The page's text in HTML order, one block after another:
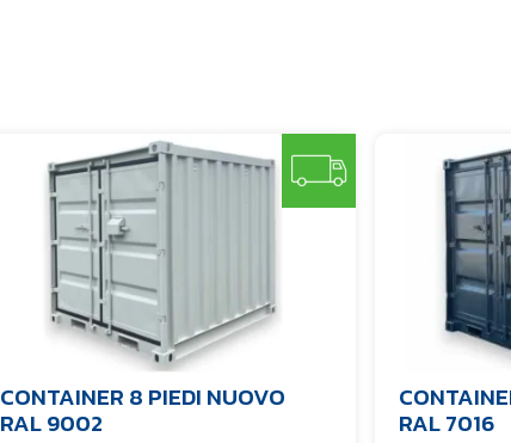
CONTAINER 8 PIEDI NUOVO
RAL 9002 RAL 7016